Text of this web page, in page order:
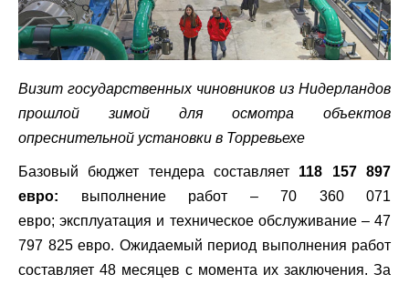
Визит государственных чиновников из Нидерландов
прошлой зимой для осмотра объектов
опреснительной установки в Торревьехе
Базовый бюджет тендера составляет 118 157 897
евро: выполнение работ – 70 360 071
евро; эксплуатация и техническое обслуживание – 47
797 825 евро. Ожидаемый период выполнения работ
составляет 48 месяцев с момента их заключения. За